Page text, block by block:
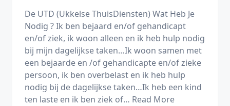
De UTD (Ukkelse ThuisDiensten) Wat Heb Je
Nodig ? Ik ben bejaard en/of gehandicapt
en/of ziek, ik woon alleen en ik heb hulp nodig
bij mijn dagelijkse taken…Ik woon samen met
een bejaarde en /of gehandicapte en/of zieke
persoon, ik ben overbelast en ik heb hulp
nodig bij de dagelijkse taken…Ik heb een kind
ten laste en ik ben ziek of… Read More